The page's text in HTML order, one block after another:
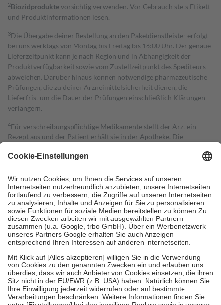
2Biozidproduktevorsichtig verwenden. Vor Gebrauch stets Etikett
und Produktinformationen lesen.
3Die Übergabe deiner Bestellung an den Paketdienstleister erfolgt
bei uns werktags von Montag bis Freitag bis 18:00 Uhr. Der genaue
Lieferzeitpunkt kann je nach Region und in Abhängigkeit der
Produktverfügbarkeit sowie vom Zustellzeitpunkt des Spediteurs
abweichen. Darüber hinaus können notwendige pharmazeutische
Prüfungen, die zu deiner Arzneimittelsicherheit dienen, die
Lieferfrist um die Dauer der Prüfungen einschließlich Klärungen
verlängern.
4Für verschreibungspflichtige Medikamente stellt der Arzt ein
Rezept aus und der Patient erhält sie in der Apotheke. Die
Kosten dafür, der Versicherte trägt einen Teil davon als Zuzahlung
Grundsätzlich leisten Mitglieder Zuzahlungen in Höhe von zehn
Prozent des Abgabepreises,mindestensjedochfünf Euround
höchstens zehn Euro.Es sind jedoch nie mehr als die tatsächlichen
Kosten der Leistung zu entrichten.
Diese Regeln gelten grundsätzlich auch für Online-Apotheken.
Bei Heilmitteln und häuslicher Krankenpflege beträgt die
Zuzahlung zehn Prozent der Kosten sowie zehn Euro je
Um das Engagement der Versicherten für ihre eigene Gesundheit zu
stärken und die besondere Stellung der Familie zu unterstützen,
fallenkeine Zuzahlungen an bei:
• Kindern und Jugendlichen bis zum vollendeten 18. Lebensjahr
mit Ausnahme der Fahrkosten